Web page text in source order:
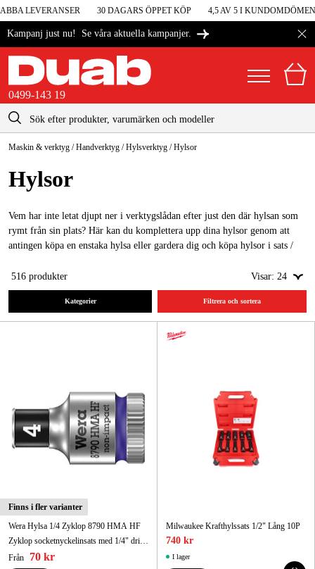
LEVERANSER 30 DAGARS ÖPPET KÖP 4,5 AV 5 I KUNDOMDÖMEN
Kampanj just nu! Se våra aktuella kampanjer.
0499-143 19
Sverige
Danmark
Suomi
Norge
Maskiner & verktyg
Garage & verkstad
Maskintillbehör & förbrukning
Arbetskläder & skydd
El & bygg
Kampanjer
Varumärken
Våra varumärken
Kontakt & Öppettider
FAQ
kontakt@duab.se
Maskin & verktyg /Handverktyg /Hylsverktyg /Hylsor
Hylsor
Vem har inte letat djupt ner i verktygslådan efter just den där hylsan som
rymt från sin plats? Här kan du komplettera upp dina hylsor genom att
antingen köpa en enstaka hylsa eller gardera dig och köpa hylsor i sats /
av varianter, stora som små!
516 produkter Visar: 24
Kategorier Filtrera och sortera
Finns i fler varianter
Wera Hylsa 1/4 Zyklop 8790 HMA HF
Zyklop socketnyckelinsats med 1/4" drivenhet och hållfunktion för särskilt bekväma skruvar med minskad risk för skruvförlust vid matning till arbetsstycket.
Från
70 kr
Milwaukee Krafthylssats 1/2" Lång 10P
740 kr
I lager